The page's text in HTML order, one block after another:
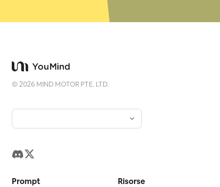
©2026 MIND MOTOR PTE. LTD.
Prompt Risorse